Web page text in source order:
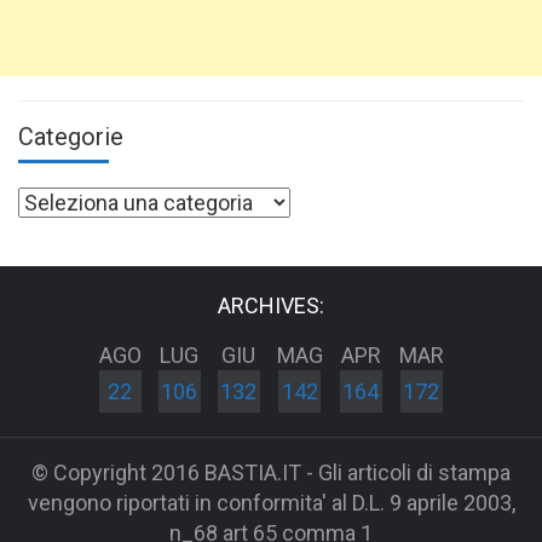
Categorie
Categorie
ARCHIVES:
AGO
22
LUG
106
GIU
132
MAG
142
APR
164
MAR
172
© Copyright 2016 BASTIA.IT - Gli articoli di stampa
vengono riportati in conformita' al D.L. 9 aprile 2003,
n_68 art 65 comma 1